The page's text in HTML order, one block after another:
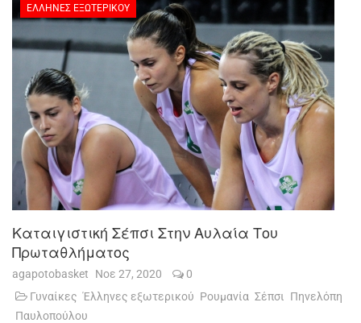
ΈΛΛΗΝΕΣ ΕΞΩΤΕΡΙΚΟΎ
Καταιγιστική Σέπσι Στην Αυλαία Του
Πρωταθλήματος
agapotobasket Νοε 27, 2020
0
Γυναίκες Έλληνες εξωτερικού Ρουμανία Σέπσι
Πηνελόπη
Παυλοπούλου